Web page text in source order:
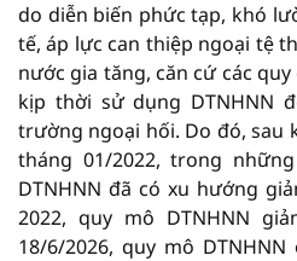
do diễn biến phức tạp, khó
tế, áp lực can thiệp ngoại tệ
nước gia tăng, căn cứ các
kịp thời sử dụng DTNHNN
trường ngoại hối. Do đó, sau
tháng 01/2022, trong
DTNHNN đã có xu hướng
2022, quy mô DTNHNN
18/6/2026, quy mô